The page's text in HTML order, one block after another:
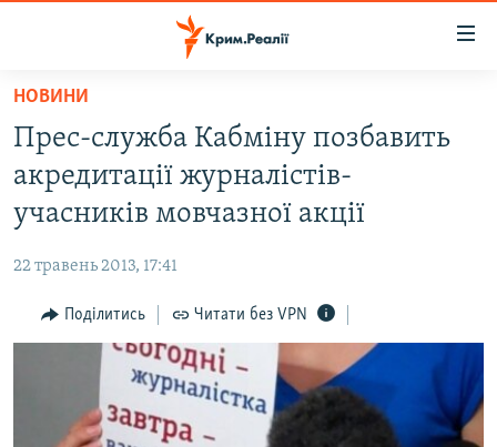
Перейти
основного
матеріалу
Перейти
до
основної
навігації
Перейти
до
ВОДА.КРИМ
ВІДЕО ТА ФОТО
БЛОГИ
ПОГЛЯД
ІНТЕРВ'Ю
СПЕЦПРОЕКТИ
НОВИНИ
Прес-служба Кабміну позбавить
акредитації журналістів-
учасників мовчазної акції
22 травень 2013, 17:41
Поділитись Читати без VPN